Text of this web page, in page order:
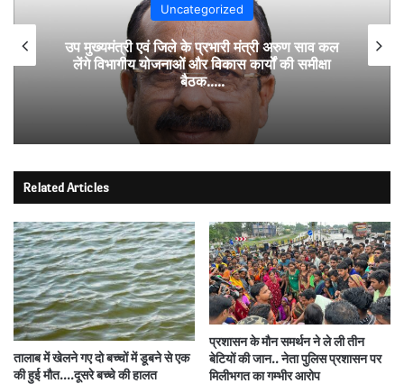
Uncategorized
उप मुख्यमंत्री एवं जिले के प्रभारी मंत्री अरुण साव कल
लेंगे विभागीय योजनाओं और विकास कार्यों की समीक्षा
बैठक…..
Related Articles
तालाब में खेलने गए दो बच्चों में डूबने से एक
की हुई मौत….दूसरे बच्चे की हालत
प्रशासन के मौन समर्थन ने ले ली तीन
बेटियों की जान.. नेता पुलिस प्रशासन पर
मिलीभगत का गम्भीर आरोप